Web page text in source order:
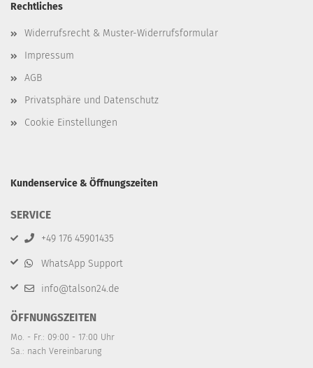
Rechtliches
Widerrufsrecht & Muster-Widerrufsformular
Impressum
AGB
Privatsphäre und Datenschutz
Cookie Einstellungen
Kundenservice & Öffnungszeiten
SERVICE
+49 176 45901435
WhatsApp Support
info@talson24.de
ÖFFNUNGSZEITEN
Mo. - Fr.: 09:00 - 17:00 Uhr
Sa.: nach Vereinbarung